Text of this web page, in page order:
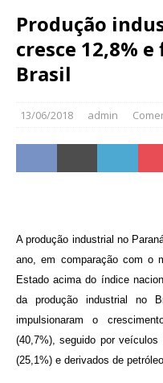
Produção
cresce 12,8%
Brasil
13/06/2018 admin
A produção industrial no
ano, em comparação com o
Estado acima do índice
da produção industrial no
impulsionaram o
(40,7%), seguido por
(25,1%) e derivados de